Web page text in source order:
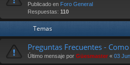
Publicado en Foro General
Respuestas: 110
Temas
Preguntas Frecuentes -
Último mensaje por Güesmaster « 03